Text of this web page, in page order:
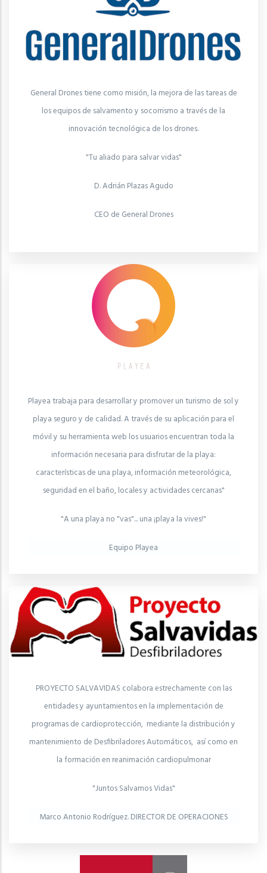
General Drones tiene como misión, la mejora de las tareas de
los equipos de salvamento y socorrismo a través de la
innovación tecnológica de los drones.
"Tu aliado para salvar vidas"
D. Adrián Plazas Agudo
CEO de General Drones
Playea trabaja para desarrollar y promover un turismo de sol y
playa seguro y de calidad. A través de su aplicación para el
móvil y su herramienta web los usuarios encuentran toda la
información necesaria para disfrutar de la playa:
características de una playa, información meteorológica,
seguridad en el baño, locales y actividades cercanas"
"A una playa no "vas"... una ¡playa la vives!"
Equipo Playea
PROYECTO SALVAVIDAS colabora estrechamente con las
entidades y ayuntamientos en la implementación de
programas de cardioprotección, mediante la distribución y
mantenimiento de Desfibriladores Automáticos, así como en
la formación en reanimación cardiopulmonar
"Juntos Salvamos Vidas"
Marco Antonio Rodríguez. DIRECTOR DE OPERACIONES